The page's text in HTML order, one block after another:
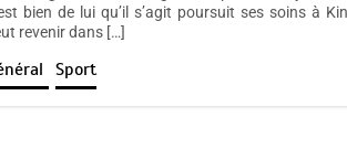
bien de lui qu’il s’agit poursuit ses soins à
revenir dans […]
Sport